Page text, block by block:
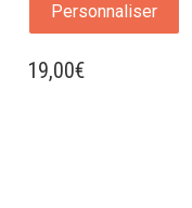
Personnaliser
19,00€